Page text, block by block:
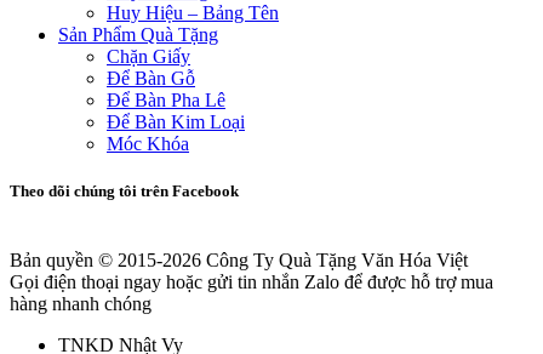
Huy Hiệu – Bảng Tên
Sản Phẩm Quà Tặng
Chặn Giấy
Để Bàn Gỗ
Để Bàn Pha Lê
Để Bàn Kim Loại
Móc Khóa
Theo dõi chúng tôi trên Facebook
Bản quyền © 2015-2026 Công Ty Quà Tặng Văn Hóa Việt
Gọi điện thoại ngay hoặc gửi tin nhắn Zalo để được hỗ trợ mua
hàng nhanh chóng
TNKD Nhật Vy